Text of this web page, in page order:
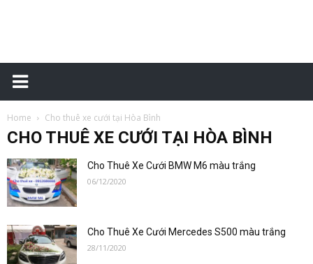
Đặt
Home Cho thuê xe cưới tại Hòa Bình
CHO THUÊ XE CƯỚI TẠI HÒA BÌNH
Cho Thuê Xe Cưới BMW M6 màu trắng
06/12/2020
Cho Thuê Xe Cưới Mercedes S500 màu trắng
28/11/2020